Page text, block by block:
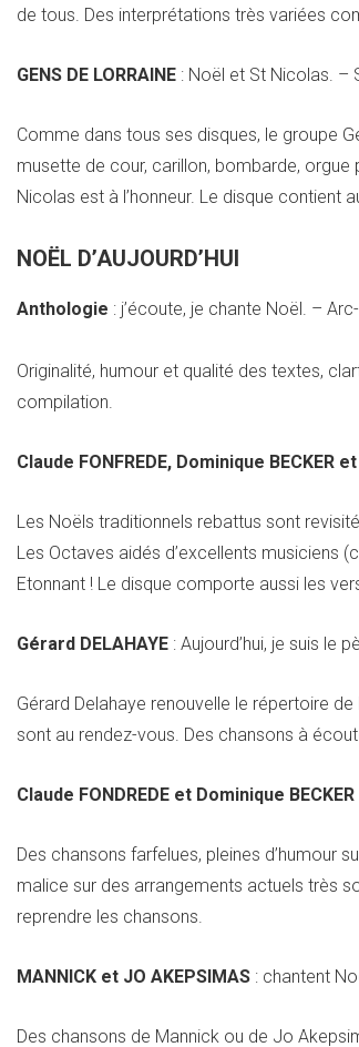
de tous. Des interprétations très variées
GENS DE LORRAINE : Noël et St Nicolas. –
Comme dans tous ses disques, le groupe
musette de cour, carillon, bombarde,
Nicolas est à l’honneur. Le disque contient
NOËL D’AUJOURD’HUI
Anthologie : j’écoute, je chante Noël. –
Originalité, humour et qualité des textes,
compilation.
Claude FONFREDE, Dominique BECKER
Les Noëls traditionnels rebattus sont
Les Octaves aidés d’excellents musiciens
Etonnant ! Le disque comporte aussi les
Gérard DELAHAYE : Aujourd’hui, je suis le
Gérard Delahaye renouvelle le répertoire
sont au rendez-vous. Des chansons à
Claude FONDREDE et Dominique BECKER
Des chansons farfelues, pleines d’humour
malice sur des arrangements actuels très
reprendre les chansons.
MANNICK et JO AKEPSIMAS : chantent
Des chansons de Mannick ou de Jo